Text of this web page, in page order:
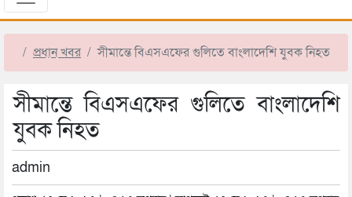
প্রধান খবর সীমান্তে বিএসএফের গুলিতে বাংলাদেশি যুবক নিহত
সীমান্তে বিএসএফের গুলিতে বাংলাদেশি
যুবক নিহত
admin